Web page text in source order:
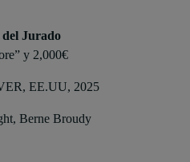
Jurado
y 2,000€
EE.UU, 2025
Berne Broudy